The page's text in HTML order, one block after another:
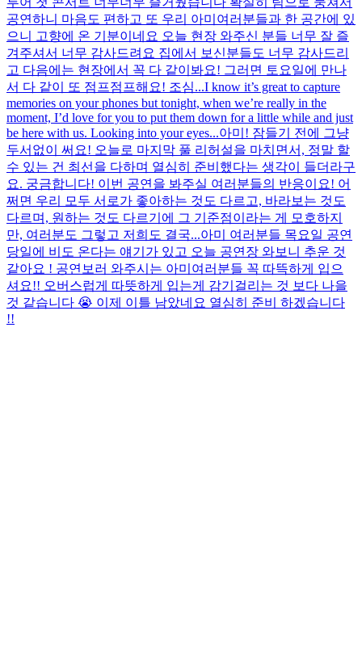
공연하니 마음도 편하고 또 우리 아미여러분들과 한 공간에 있
으니 고향에 온 기분이네요 오늘 현장 와주신 분들 너무 잘 즐
겨주셔서 너무 감사드려요 집에서 보신분들도 너무 감사드리
고 다음에는 현장에서 꼭 다 같이봐요! 그러면 토요일에 만나
서 다 같이 또 점프점프해요! 조심...I know it’s great to capture
memories on your phones but tonight, when we’re really in the
moment, I’d love for you to put them down for a little while and just
be here with us. Looking into your eyes...아미! 잠들기 전에 그냥
두서없이 써요! 오늘로 마지막 풀 리허설을 마치면서, 정말 할
수 있는 건 최선을 다하며 열심히 준비했다는 생각이 들더라구
요. 궁금합니다! 이번 공연을 봐주실 여러분들의 반응이요! 어
쩌면 우리 모두 서로가 좋아하는 것도 다르고, 바라보는 것도
다르며, 원하는 것도 다르기에 그 기준점이라는 게 모호하지
만, 여러분도 그렇고 저희도 결국...아미 여러분들 목요일 공연
당일에 비도 온다는 얘기가 있고 오늘 공연장 와보니 추운 것
같아요 ! 공연보러 와주시는 아미여러분들 꼭 따뜩하게 입으
셔요!! 오버스럽게 따뜻하게 입는게 감기걸리는 것 보다 나을
것 같습니다 😭 이제 이틀 남았네요 열심히 준비 하겠습니다
!!